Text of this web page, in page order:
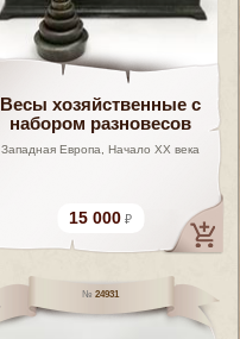
Весы хозяйственные с
набором разновесов
Западная Европа, Начало XX века
15 000
24931